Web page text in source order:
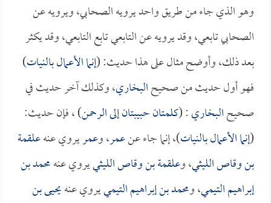
وهو الذي جاء من طريق واحد يرويه الصحابي، ويرويه عن
الصحابي تابعي، وقد يرويه عن التابعي تابع التابعي، وقد يكثر
بعد ذلك، وأوضح مثال على هذا حديث: (إنما الأعمال بالنيات)
فهو أول حديث من صحيحالبخاري، وكذلك آخر حديث في
صحيحالبخاري: (كلمتان حبيبتان إلى الرحمن) ، فإن حديث:
(إنما الأعمال بالنيات)، إنما جاء عنعمر، وعمريروي عنهعلقمة
بن وقاص الليثي، وعلقمة بن وقاص الليثييروي عنهمحمد بن
إبراهيم التيمي، ومحمد بن إبراهيم التيمييروي عنهيحيى بن